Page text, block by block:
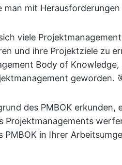
man mit
viele
und ihre Projektziele zu
Body of
geworden.
des PMBOK erkunden,
Projektmanagements
in Ihrer